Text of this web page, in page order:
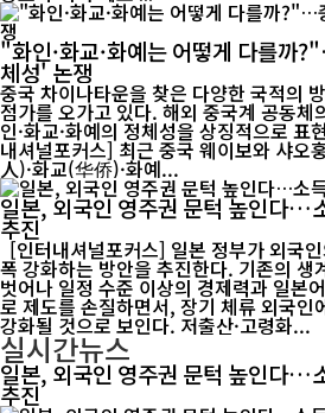
"화인·화교·화예는 어떻게 다를까
체성' 논쟁
중국 차이나타운을 찾은 다양한 국적의
점가를 오가고 있다. 해외 중국계 공동체
인·화교·화예의 정체성을 상징적으로 표현
내셔널포커스] 최근 중국 웨이보와 샤오
人)·화교(华侨)·화예...
일본, 외국인 영주권 문턱 높인다…
추진
[인터내셔널포커스] 일본 정부가 외국
폭 강화하는 방안을 추진한다. 기존의 생
벗어나 일정 수준 이상의 경제력과 일본
로 제도를 손질하면서, 장기 체류 외국인
강화될 것으로 보인다. 저출산·고령화...
실시간뉴스
일본, 외국인 영주권 문턱 높인다…
추진